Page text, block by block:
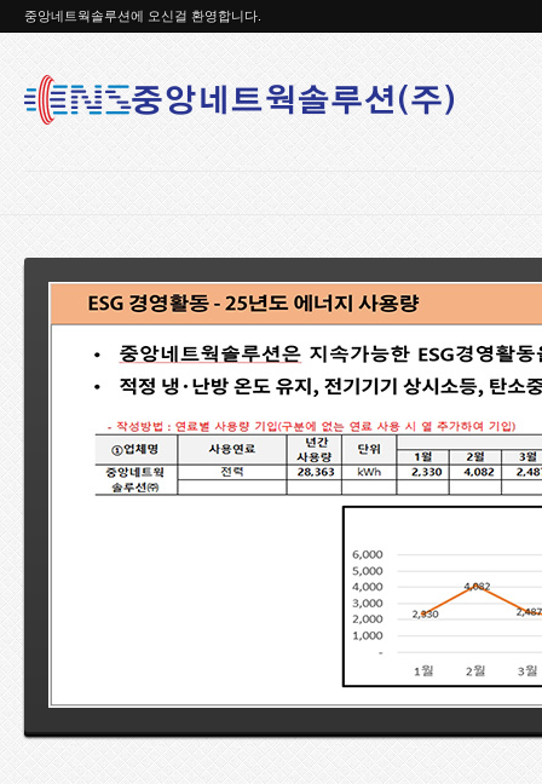
중앙네트웍솔루션에 오신걸 환영합니다.